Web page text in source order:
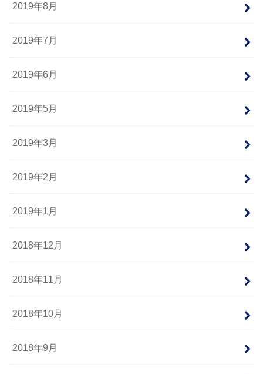
2019年8月
2019年7月
2019年6月
2019年5月
2019年3月
2019年2月
2019年1月
2018年12月
2018年11月
2018年10月
2018年9月